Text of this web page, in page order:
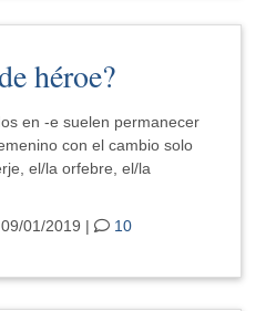
héroe?
en -e suelen permanecer
con el cambio solo
el/la orfebre, el/la
01/2019 |
10